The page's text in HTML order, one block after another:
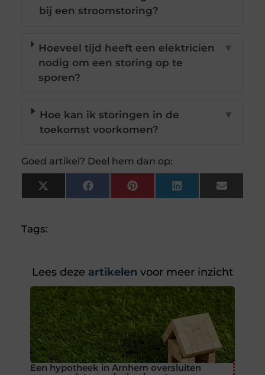
bij een stroomstoring?
Hoeveel tijd heeft een elektricien
nodig om een storing op te
sporen?
▼
Hoe kan ik storingen in de
toekomst voorkomen?
▼
Goed artikel? Deel hem dan op:
X
(Twitter)
FacebookPinterestLinkedInEmail
Tags:
Lees deze artikelen voor meer inzicht
Een hypotheek in Arnhem oversluiten